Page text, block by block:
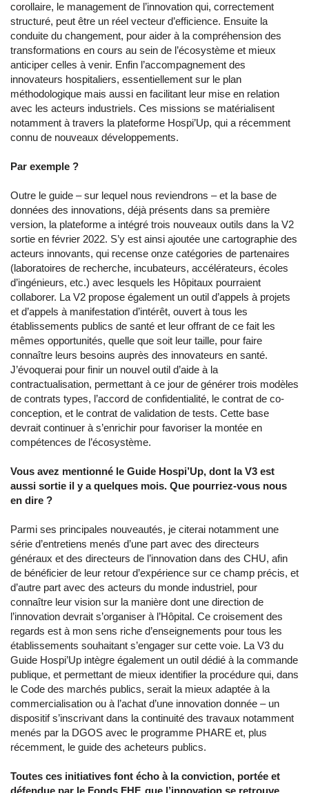
corollaire, le management de l’innovation qui, correctement
structuré, peut être un réel vecteur d’efficience. Ensuite la
conduite du changement, pour aider à la compréhension des
transformations en cours au sein de l’écosystème et mieux
anticiper celles à venir. Enfin l’accompagnement des
innovateurs hospitaliers, essentiellement sur le plan
méthodologique mais aussi en facilitant leur mise en relation
avec les acteurs industriels. Ces missions se matérialisent
notamment à travers la plateforme Hospi’Up, qui a récemment
connu de nouveaux développements.
Par exemple ?
Outre le guide – sur lequel nous reviendrons – et la base de
données des innovations, déjà présents dans sa première
version, la plateforme a intégré trois nouveaux outils dans la V2
sortie en février 2022. S’y est ainsi ajoutée une cartographie des
acteurs innovants, qui recense onze catégories de partenaires
(laboratoires de recherche, incubateurs, accélérateurs, écoles
d’ingénieurs, etc.) avec lesquels les Hôpitaux pourraient
collaborer. La V2 propose également un outil d’appels à projets
et d’appels à manifestation d’intérêt, ouvert à tous les
établissements publics de santé et leur offrant de ce fait les
mêmes opportunités, quelle que soit leur taille, pour faire
connaître leurs besoins auprès des innovateurs en santé.
J’évoquerai pour finir un nouvel outil d’aide à la
contractualisation, permettant à ce jour de générer trois modèles
de contrats types, l’accord de confidentialité, le contrat de co-
conception, et le contrat de validation de tests. Cette base
devrait continuer à s’enrichir pour favoriser la montée en
compétences de l’écosystème.
Vous avez mentionné le Guide Hospi’Up, dont la V3 est
aussi sortie il y a quelques mois. Que pourriez-vous nous
en dire ?
Parmi ses principales nouveautés, je citerai notamment une
série d’entretiens menés d’une part avec des directeurs
généraux et des directeurs de l’innovation dans des CHU, afin
de bénéficier de leur retour d’expérience sur ce champ précis, et
d’autre part avec des acteurs du monde industriel, pour
connaître leur vision sur la manière dont une direction de
l’innovation devrait s’organiser à l’Hôpital. Ce croisement des
regards est à mon sens riche d’enseignements pour tous les
établissements souhaitant s’engager sur cette voie. La V3 du
Guide Hospi’Up intègre également un outil dédié à la commande
publique, et permettant de mieux identifier la procédure qui, dans
le Code des marchés publics, serait la mieux adaptée à la
commercialisation ou à l’achat d’une innovation donnée – un
dispositif s’inscrivant dans la continuité des travaux notamment
menés par la DGOS avec le programme PHARE et, plus
récemment, le guide des acheteurs publics.
Toutes ces initiatives font écho à la conviction, portée et
défendue par le Fonds FHF, que l’innovation se retrouve